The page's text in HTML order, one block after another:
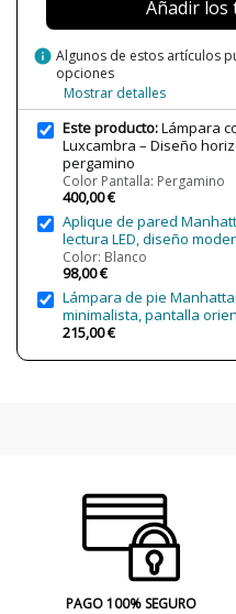
Potencia en Vatios
Temperatura de Color
Bombilla Incluida?
Certificados
Uso
Color Pantalla
Tipo de Lámpara
Añadir los
info Algunos de estos artículos
opciones
Mostrar detalles
Este producto:Lámpara
Luxcambra – Diseño
pergamino
Color Pantalla: Pergamino
400,00 €
Aplique de pared
lectura LED, diseño
Color: Blanco
98,00 €
Lámpara de pie
minimalista, pantalla
215,00 €
PAGO 100% SEGURO